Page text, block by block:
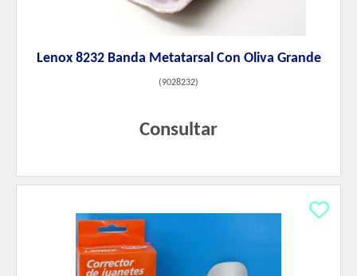
Lenox 8232 Banda Metatarsal Con Oliva Grande
(9028232)
Consultar